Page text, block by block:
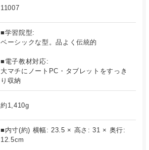
11007
■学習院型:
ベーシックな型。品よく伝統的
■電子教材対応:
大マチにノートPC・タブレットをすっき
り収納
約1,410g
■内寸(約) 横幅: 23.5 × 高さ: 31 × 奥行:
12.5cm